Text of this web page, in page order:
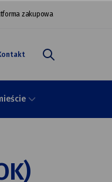
zakupowa